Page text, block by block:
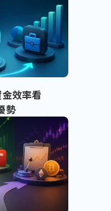
效率看
勢